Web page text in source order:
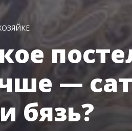
—
бязь?